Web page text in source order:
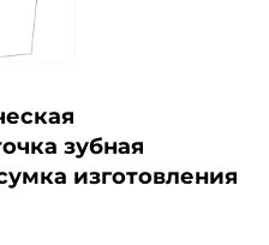
зубная
изготовления